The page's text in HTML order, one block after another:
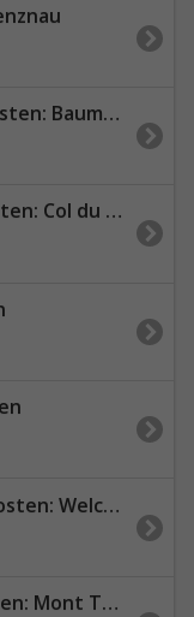
Neckertal
Mollendruz
& Events SA
Tendre